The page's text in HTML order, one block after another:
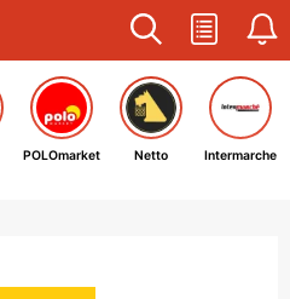
POLOmarket Netto Intermarche